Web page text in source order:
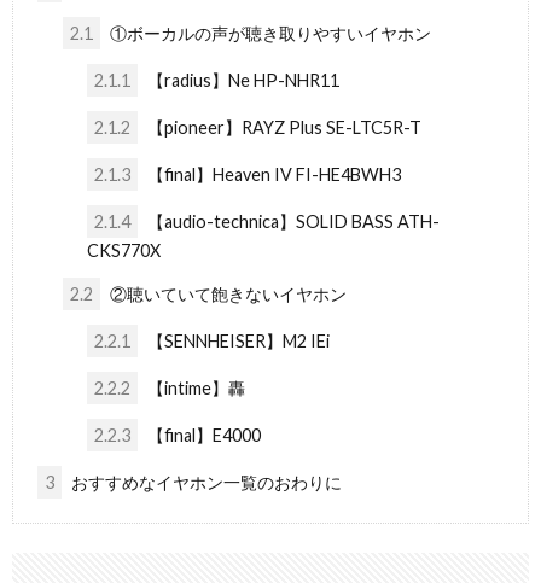
2.1 ①ボーカルの声が聴き取りやすいイヤホン
2.1.1 【radius】Ne HP-NHR11
2.1.2 【pioneer】RAYZ Plus SE-LTC5R-T
2.1.3 【final】Heaven IV FI-HE4BWH3
2.1.4
【audio-technica】SOLID BASS ATH-
CKS770X
2.2 ②聴いていて飽きないイヤホン
2.2.1 【SENNHEISER】M2 IEi
2.2.2 【intime】轟
2.2.3 【final】E4000
3 おすすめなイヤホン一覧のおわりに